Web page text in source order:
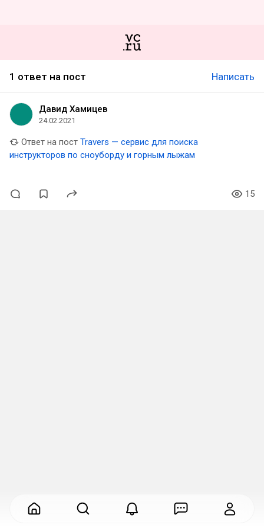
1 ответ на пост Написать
Давид Хамицев
24.02.2021
Ответ на пост Travers — сервис для поиска
инструкторов по сноуборду и горным лыжам
15